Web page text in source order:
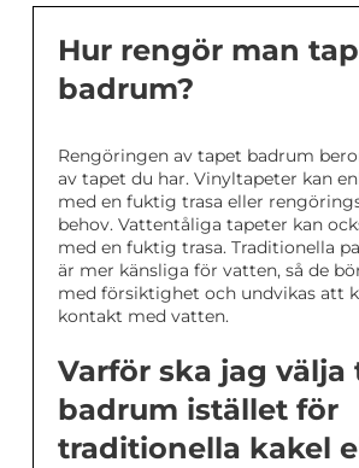
Hur rengör man
badrum?
Rengöringen av tapet badrum
av tapet du har. Vinyltapeter kan
med en fuktig trasa eller
behov. Vattentåliga tapeter kan
med en fuktig trasa. Traditionella
är mer känsliga för vatten, så de
med försiktighet och undvikas att
kontakt med vatten.
Varför ska jag välja
badrum istället för
traditionella kakel